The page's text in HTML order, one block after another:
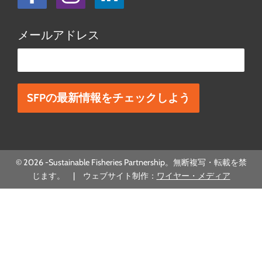
メールアドレス
© 2026 -Sustainable Fisheries Partnership。無断複写・転載を禁
じます。 | ウェブサイト制作： ワイヤー・メディア